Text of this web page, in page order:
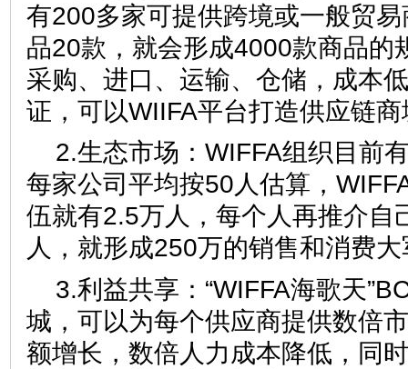
有200多家可提供跨境或一般贸
品20款，就会形成4000款商品的
采购、进口、运输、仓储，成本
证，可以WIIFA平台打造供应链
2.生态市场：WIFFA组织目前
每家公司平均按50人估算，
伍就有2.5万人，每个人再推介自
人，就形成250万的销售和消费
3.利益共享：“WIFFA海歌天
城，可以为每个供应商提供数倍
额增长，数倍人力成本降低，同